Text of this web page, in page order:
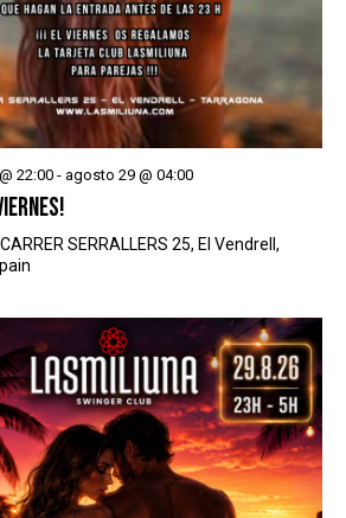
22:00 - agosto 29 @ 04:00
CARRER SERRALLERS 25, El Vendrell,